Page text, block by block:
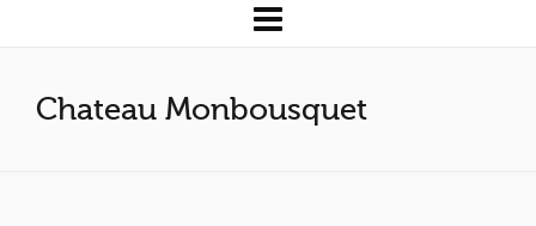
Chateau Monbousquet